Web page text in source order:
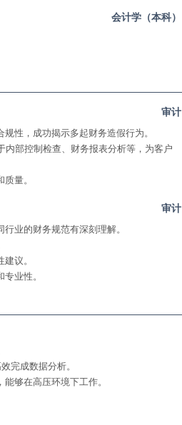
会计学（本科）
审计
性，成功揭示多起财务造假行为。
内部控制检查、财务报表分析等，为客户
量。
审计
业的财务规范有深刻理解。
议。
业性。
完成数据分析。
够在高压环境下工作。